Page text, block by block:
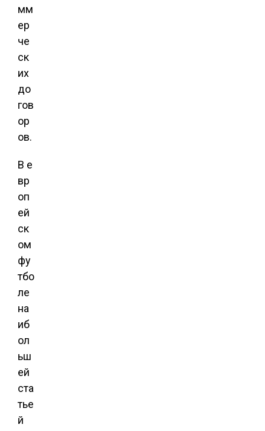
мм
ер
че
ск
их
до
гов
ор
ов.
В е
вр
оп
ей
ск
ом
фу
тбо
ле
на
иб
ол
ьш
ей
ста
тье
й